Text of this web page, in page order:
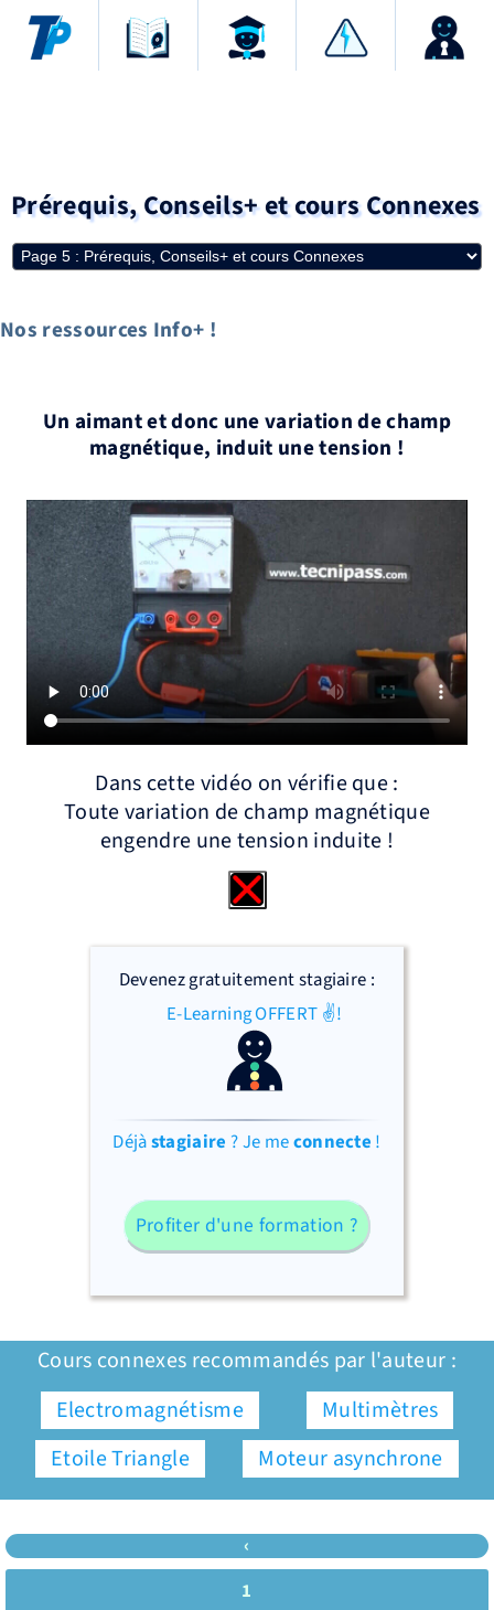
Prérequis, Conseils+ et cours Connexes
Nos ressources Info+ !
Un aimant et donc une variation de champ
magnétique, induit une tension !
Dans cette vidéo on vérifie que :
Toute variation de champ magnétique
engendre une tension induite !
Devenez gratuitement stagiaire :
E-Learning OFFERT ✌!
Déjàstagiaire ? Je meconnecte !
Profiter d'une formation ?
Cours connexes recommandés par l'auteur :
Electromagnétisme
Multimètres
Etoile Triangle
Moteur asynchrone
‹
1